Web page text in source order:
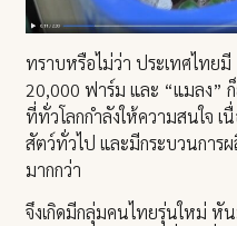
ทราบหรือไม่ว่า ประเทศไทย
20,000 ฟาร์ม และ “แมลง”
ที่ทั่วโลกกำลังให้ความสนใจ เ
สัตว์ทั่วไป และมีกระบวนการ
มากกว่า
จึงเกิดมีกลุ่มคนไทยรุ่นใหม่